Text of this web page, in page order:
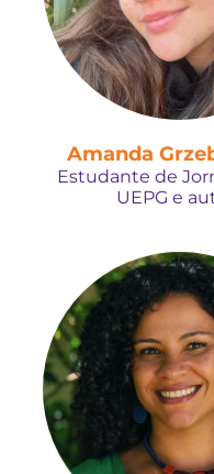
Amanda
Estudante de
UEPG e